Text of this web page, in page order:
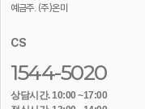
예금주. (주)온미
CS
1544-5020
상담시간. 10:00 ~17:00